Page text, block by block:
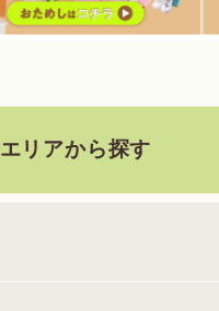
エリアから探す